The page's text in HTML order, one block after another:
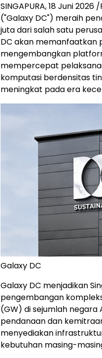
SINGAPURA,18 Juni 2026 /
("Galaxy DC") meraih
juta dari salah satu
DC akan memanfaatkan
mengembangkan
mempercepat
komputasi berdensitas
meningkat pada era
Galaxy DC
Galaxy DC menjadikan
pengembangan
(GW) di sejumlah negara
pendanaan dan
menyediakan
kebutuhan masing-